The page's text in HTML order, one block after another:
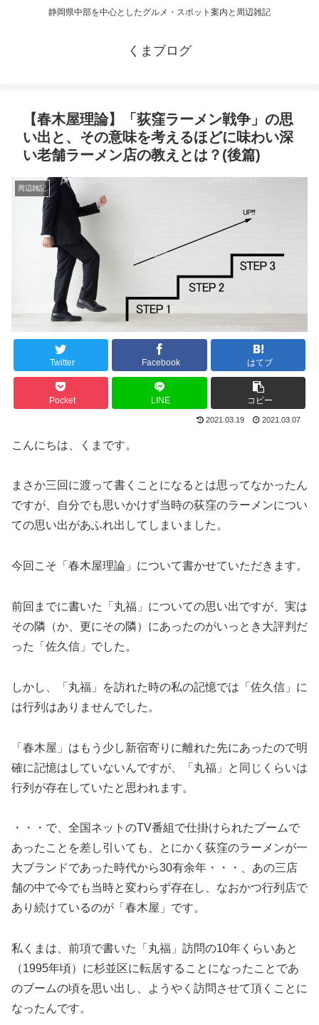
静岡県中部を中心としたグルメ・スポット案内と周辺雑記
くまブログ
【春木屋理論】「荻窪ラーメン戦争」の思
い出と、その意味を考えるほどに味わい深
い老舗ラーメン店の教えとは？(後篇)
周辺雑記
Twitter Facebook はてブ
Pocket LINE コピー
2021.03.19 2021.03.07
こんにちは、くまです。
まさか三回に渡って書くことになるとは思ってなかったん
ですが、自分でも思いかけず当時の荻窪のラーメンについ
ての思い出があふれ出してしまいました。
今回こそ「春木屋理論」について書かせていただきます。
前回までに書いた「丸福」についての思い出ですが、実は
その隣（か、更にその隣）にあったのがいっとき大評判だ
った「佐久信」でした。
しかし、「丸福」を訪れた時の私の記憶では「佐久信」に
は行列はありませんでした。
「春木屋」はもう少し新宿寄りに離れた先にあったので明
確に記憶はしていないんですが、「丸福」と同じくらいは
行列が存在していたと思われます。
・・・で、全国ネットのTV番組で仕掛けられたブームで
あったことを差し引いても、とにかく荻窪のラーメンが一
大ブランドであった時代から30有余年・・・、あの三店
舗の中で今でも当時と変わらず存在し、なおかつ行列店で
あり続けているのが「春木屋」です。
私くまは、前項で書いた「丸福」訪問の10年くらいあと
（1995年頃）に杉並区に転居することになったことであ
のブームの頃を思い出し、ようやく訪問させて頂くことに
なったんです。